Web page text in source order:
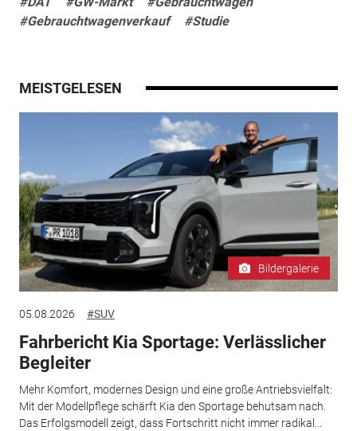
#Gebrauchtwagenverkauf
#Studie
MEISTGELESEN
Bildergalerie
05.08.2026 #SUV
Fahrbericht Kia Sportage: Verlässlicher
Begleiter
Mehr Komfort, modernes Design und eine große Antriebsvielfalt:
Mit der Modellpflege schärft Kia den Sportage behutsam nach.
Das Erfolgsmodell zeigt, dass Fortschritt nicht immer radikal...